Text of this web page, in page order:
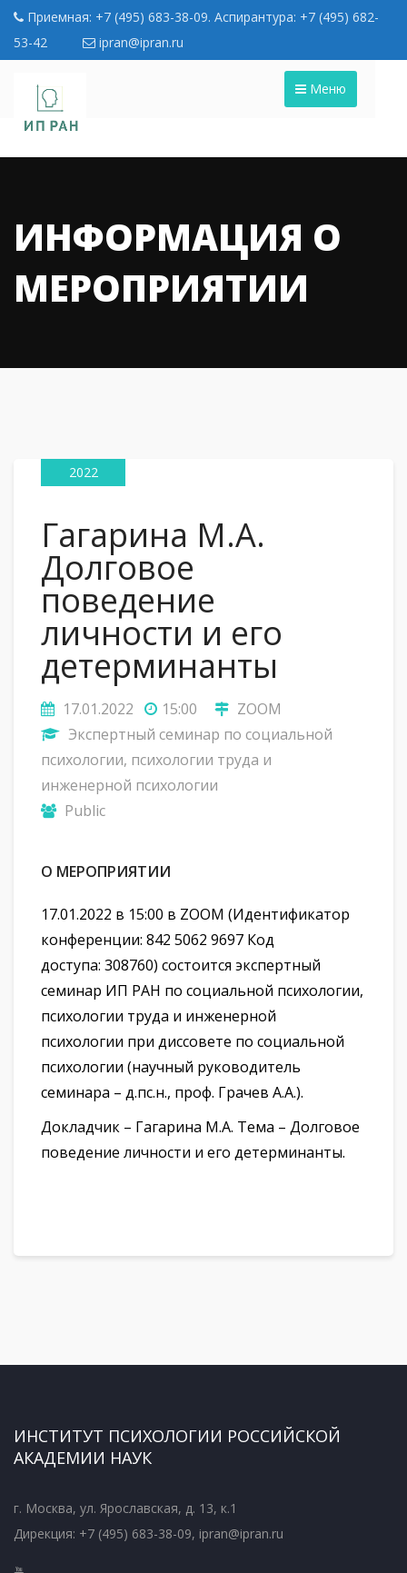
Приемная: +7 (495) 683-38-09. Аспирантура: +7 (495) 682-
53-42
ipran@ipran.ru
Меню
ИНФОРМАЦИЯ О
МЕРОПРИЯТИИ
2022
Гагарина М.А.
Долговое
поведение
личности и его
детерминанты
17.01.2022 15:00
ZOOM
Экспертный семинар по социальной
психологии, психологии труда и
инженерной психологии
Public
О МЕРОПРИЯТИИ
17.01.2022 в 15:00 в ZOOM (Идентификатор
конференции: 842 5062 9697 Код
доступа: 308760) состоится экспертный
семинар ИП РАН по социальной психологии,
психологии труда и инженерной
психологии при диссовете по социальной
психологии (научный руководитель
семинара – д.пс.н., проф. Грачев А.А.).
Докладчик – Гагарина М.А. Тема – Долговое
поведение личности и его детерминанты.
ИНСТИТУТ ПСИХОЛОГИИ РОССИЙСКОЙ
АКАДЕМИИ НАУК
г. Москва, ул. Ярославская, д. 13, к.1
Дирекция: +7 (495) 683-38-09, ipran@ipran.ru